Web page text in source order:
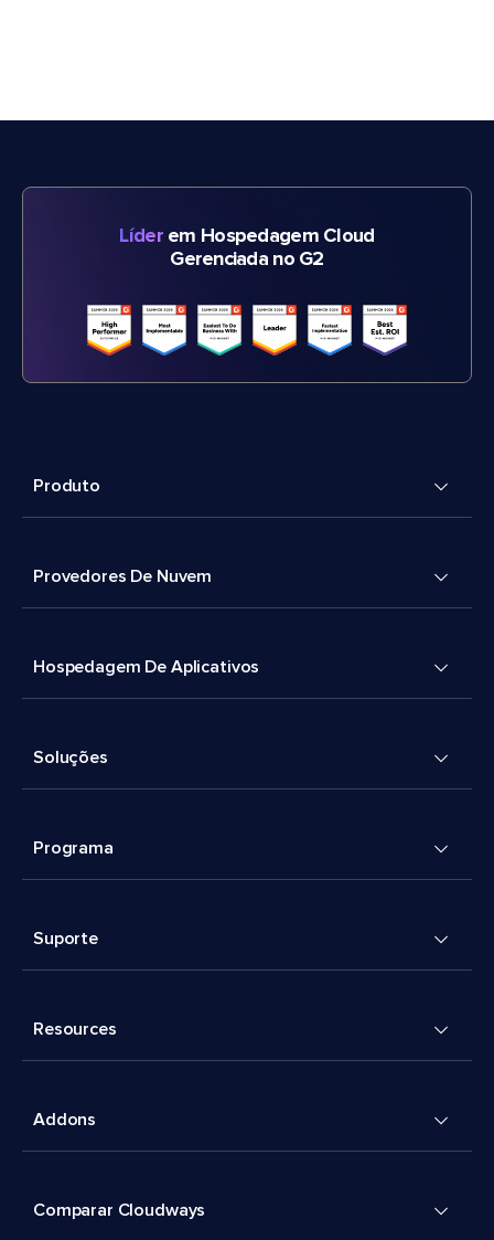
Líderem Hospedagem Cloud
Gerenciada no G2
Produto
Provedores De Nuvem
Hospedagem De Aplicativos
Soluções
Programa
Suporte
Resources
Addons
Comparar Cloudways